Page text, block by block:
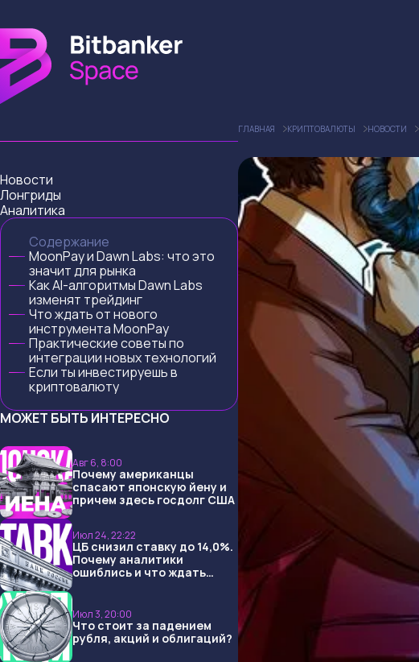
Новости
Лонгриды
Аналитика
Содержание
MoonPay и Dawn Labs: что это
значит для рынка
Как AI-алгоритмы Dawn Labs
изменят трейдинг
Что ждать от нового
инструмента MoonPay
Практические советы по
интеграции новых технологий
Если ты инвестируешь в
криптовалюту
МОЖЕТ БЫТЬ ИНТЕРЕСНО
Авг 6, 8:00
Почему американцы
спасают японскую йену и
причем здесь госдолг США
Июл 24, 22:22
ЦБ снизил ставку до 14,0%.
Почему аналитики
ошиблись и что ждать
Июл 3, 20:00
Что стоит за падением
рубля, акций и облигаций?
ГЛАВНАЯ КРИПТОВАЛЮТЫ НОВОСТИ